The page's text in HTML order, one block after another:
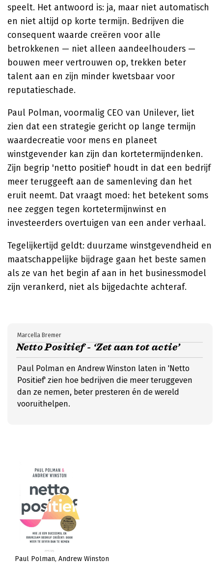
speelt. Het antwoord is: ja, maar niet automatisch
en niet altijd op korte termijn. Bedrijven die
consequent waarde creëren voor alle
betrokkenen — niet alleen aandeelhouders —
bouwen meer vertrouwen op, trekken beter
talent aan en zijn minder kwetsbaar voor
reputatieschade.
Paul Polman, voormalig CEO van Unilever, liet
zien dat een strategie gericht op lange termijn
waardecreatie voor mens en planeet
winstgevender kan zijn dan kortetermijndenken.
Zijn begrip 'netto positief' houdt in dat een bedrijf
meer teruggeeft aan de samenleving dan het
eruit neemt. Dat vraagt moed: het betekent soms
nee zeggen tegen kortetermijnwinst en
investeerders overtuigen van een ander verhaal.
Tegelijkertijd geldt: duurzame winstgevendheid en
maatschappelijke bijdrage gaan het beste samen
als ze van het begin af aan in het businessmodel
zijn verankerd, niet als bijgedachte achteraf.
Netto Positief - ‘Zet aan tot actie’
Marcella Bremer
Paul Polman en Andrew Winston laten in 'Netto
Positief' zien hoe bedrijven die meer teruggeven
dan ze nemen, beter presteren én de wereld
vooruithelpen.
Paul Polman Andrew Winston